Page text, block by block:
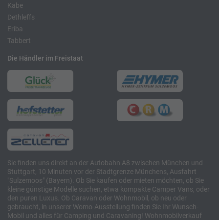
Kabe
Dethleffs
Eriba
Tabbert
Die Händler im Freistaat
Sie finden uns direkt an der Autobahn A8 zwischen München und
Stuttgart, 10 Minuten vor der Stadtgrenze Münchens, Ausfahrt
"Sulzemoos" (Bayern). Ob Sie kaufen oder mieten möchten, ob Sie
kleine günstige Modelle suchen, etwa kompakte Camper Vans, oder
den puren Luxus. Ob Caravan oder Wohnmobil, ob neu oder
gebraucht, in unserer Womo-Ausstellung finden Sie Ihr Wunsch-
Mobil und alles für Camping und Caravaning! Wohnmobilverkauf